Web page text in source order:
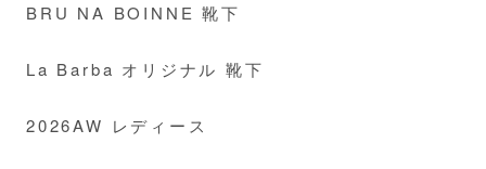
BRU NA BOINNE 靴下
La Barba オリジナル 靴下
2026AW レディース